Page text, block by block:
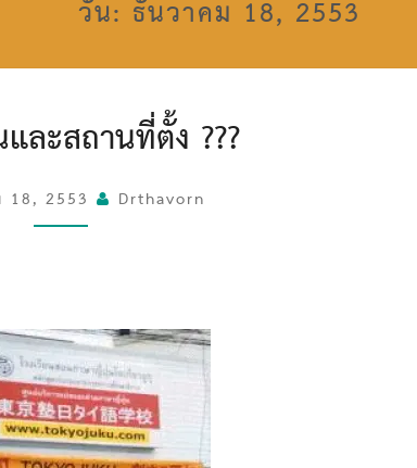
วัน: ธันวาคม 18, 2553
น่
ว
ง
ะ
ส
ถ
า
น
ละสถานที่ตั้ง ???
18, 2553 Drthavorn